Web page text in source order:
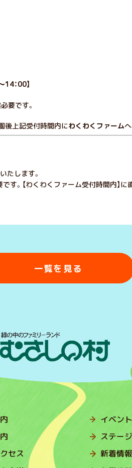
14：00】
要です。
後上記受付時間内にわくわくファーム
たします。
す。【わくわくファーム受付時間内】
一覧を見る
セス
イベン
ステー
新着情報